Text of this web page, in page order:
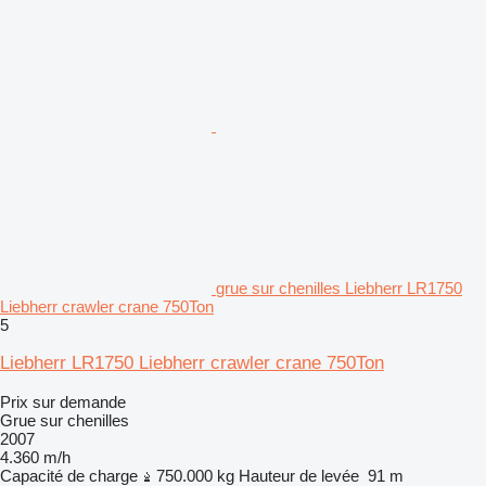
grue sur chenilles Liebherr LR1750
Liebherr crawler crane 750Ton
5
Liebherr LR1750 Liebherr crawler crane 750Ton
Prix sur demande
Grue sur chenilles
2007
4.360 m/h
Capacité de charge
750.000 kg Hauteur de levée 91 m